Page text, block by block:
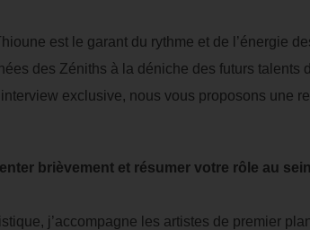
est le garant du rythme et de l’énergie
des Zéniths à la déniche des futurs talents
exclusive, nous vous proposons une
brièvement et résumer votre rôle au
j’accompagne les artistes de premier